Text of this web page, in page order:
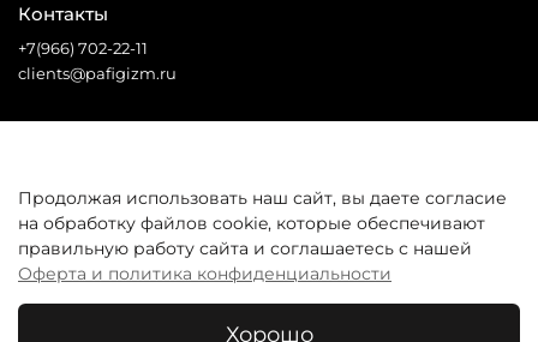
Покупателям
Контакты
+7(966) 702-22-11
clients@pafigizm.ru
* Запрещенная сеть
Продолжая использовать наш сайт, вы даете согласие
на обработку файлов cookie, которые обеспечивают
правильную работу сайта и соглашаетесь с нашей
Оферта и политика конфиденциальности
Хорошо